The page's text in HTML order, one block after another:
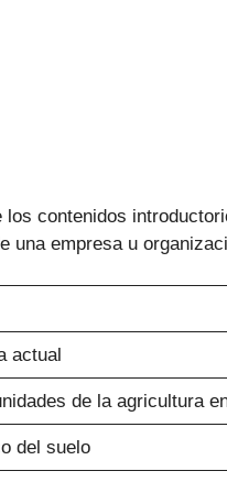
contenidos
una empresa u
actual
de la agricultura
del suelo